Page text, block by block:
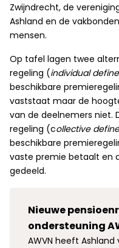
Zwijndrecht, de
Ashland en de
mensen.
Op tafel lagen twee
regeling (individual
beschikbare
vaststaat maar de
van de deelnemers niet.
regeling (collective
beschikbare
vaste premie betaalt en
gedeeld.
Nieuwe
ondersteuning
AWVN heeft